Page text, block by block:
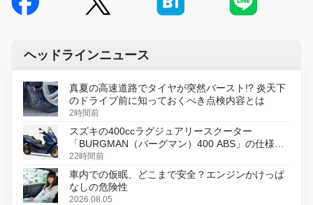
ヘッドラインニュース
真夏の高速道路でタイヤが突然バースト!? 炎天下
のドライブ前に知っておくべき点検内容とは
2時間前
スズキの400ccラグジュアリースクーター
「BURGMAN（バーグマン）400 ABS」の仕様を
変更し、8月18日に発売
22時間前
車内での仮眠、どこまで安全？エンジンかけっぱ
なしの危険性
2026.08.05